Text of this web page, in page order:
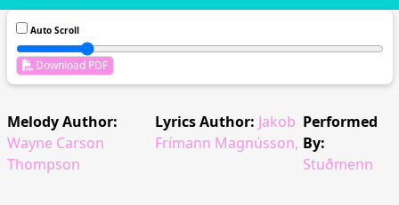
Auto Scroll
Download PDF
Melody Author:
Wayne Carson
Thompson
Lyrics Author: Jakob
Frímann Magnússon,
Performed
By:
Stuðmenn